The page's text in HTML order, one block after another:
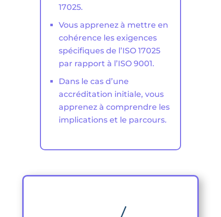
17025.
Vous apprenez à mettre en
cohérence les exigences
spécifiques de l’ISO 17025
par rapport à l’ISO 9001.
Dans le cas d’une
accréditation initiale, vous
apprenez à comprendre les
implications et le parcours.